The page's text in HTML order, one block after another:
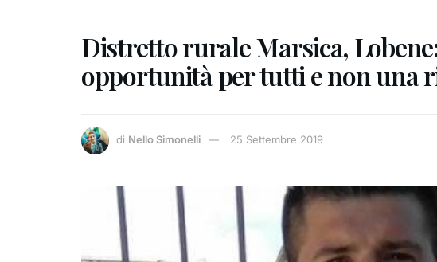
Distretto rurale Marsica,
opportunità per tutti e non una
di Nello Simonelli 25 Settembre 2019